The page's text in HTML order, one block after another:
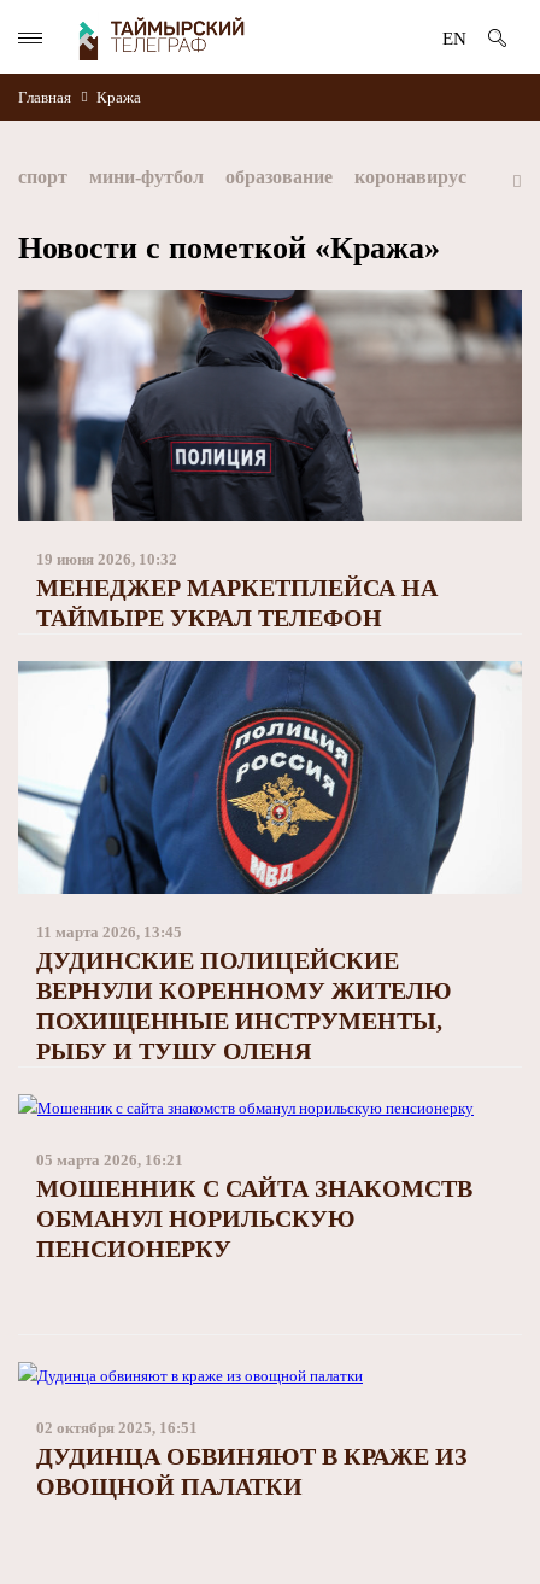
EN
Главная Кража
спорт мини-футбол образование коронавирус
Норникель Красноярский край Таймыр Дудинка
автографы истории Красноярскийкрай
МФК Норильский никель хоккей
Заполярный филиал Норникеля NordStar
Новости с пометкой «Кража»
19 июня 2026, 10:32
МЕНЕДЖЕР МАРКЕТПЛЕЙСА НА
ТАЙМЫРЕ УКРАЛ ТЕЛЕФОН
11 марта 2026, 13:45
ДУДИНСКИЕ ПОЛИЦЕЙСКИЕ
ВЕРНУЛИ КОРЕННОМУ ЖИТЕЛЮ
ПОХИЩЕННЫЕ ИНСТРУМЕНТЫ,
РЫБУ И ТУШУ ОЛЕНЯ
05 марта 2026, 16:21
МОШЕННИК С САЙТА ЗНАКОМСТВ
ОБМАНУЛ НОРИЛЬСКУЮ
ПЕНСИОНЕРКУ
02 октября 2025, 16:51
ДУДИНЦА ОБВИНЯЮТ В КРАЖЕ ИЗ
ОВОЩНОЙ ПАЛАТКИ